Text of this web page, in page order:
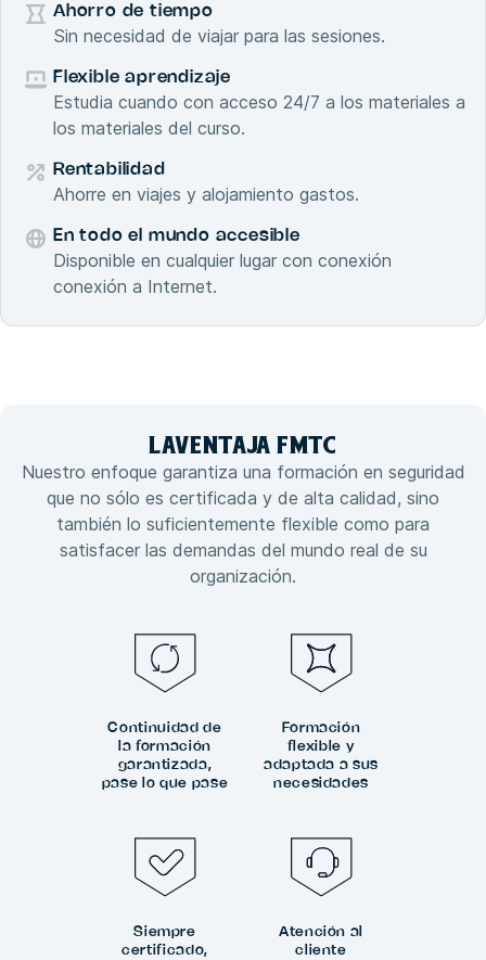
Ahorro de tiempo
Sin necesidad de viajar para las sesiones.
Flexible aprendizaje
Estudia cuando con acceso 24/7 a los materiales a
los materiales del curso.
Rentabilidad
Ahorre en viajes y alojamiento gastos.
En todo el mundo accesible
Disponible en cualquier lugar con conexión
conexión a Internet.
LAVENTAJA FMTC
Nuestro enfoque garantiza una formación en seguridad
que no sólo es certificada y de alta calidad, sino
también lo suficientemente flexible como para
satisfacer las demandas del mundo real de su
organización.
Continuidad de
la formación
garantizada,
pase lo que pase
Formación
flexible y
adaptada a sus
necesidades
Siempre
certificado,
Atención al
cliente